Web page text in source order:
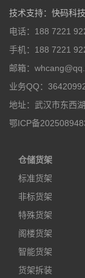
技术支持： 快码科技
电话：188 7221
手机：188 7221
邮箱：
业务QQ：
地址：武汉市东西
鄂ICP备
仓储货架
标准货架
非标货架
特殊货架
阁楼货架
智能货架
货架拆装